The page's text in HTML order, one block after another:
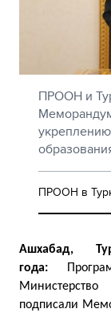
ПРООН и
ПРООН в
Ашхабад,
года:
Министерство
подписали